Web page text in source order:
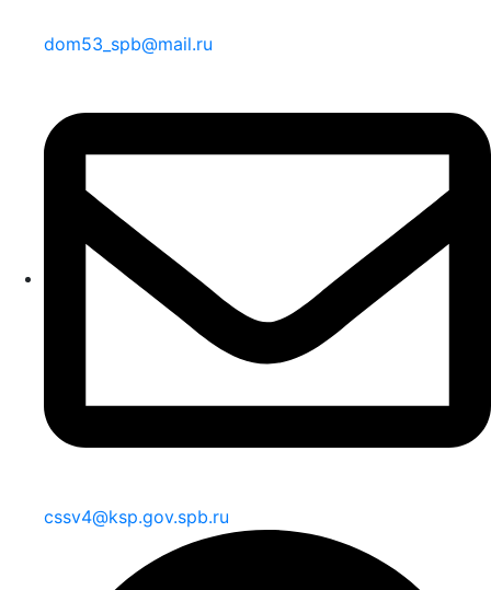
dom53_spb@mail.ru
cssv4@ksp.gov.spb.ru